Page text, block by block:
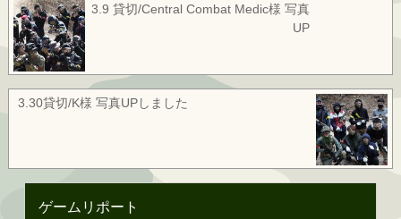
3.9 貸切/Central Combat Medic様 写真
UP
3.30貸切/K様 写真UPしました
ゲームリポート